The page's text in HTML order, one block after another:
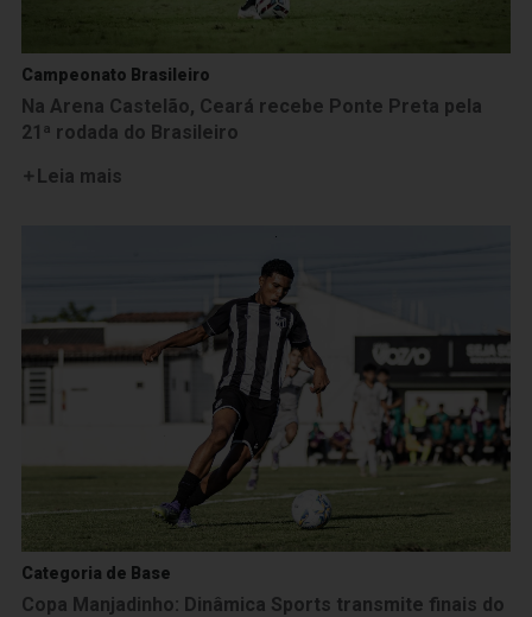
Campeonato Brasileiro
Na Arena Castelão, Ceará recebe Ponte Preta pela
21ª rodada do Brasileiro
Leia mais
Categoria de Base
Copa Manjadinho: Dinâmica Sports transmite finais do